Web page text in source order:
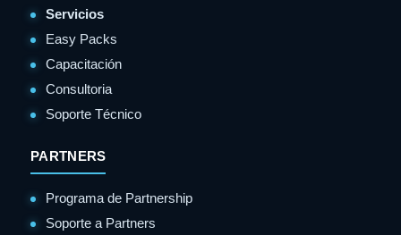
Servicios
Easy Packs
Capacitación
Consultoria
Soporte Técnico
PARTNERS
Programa de Partnership
Soporte a Partners